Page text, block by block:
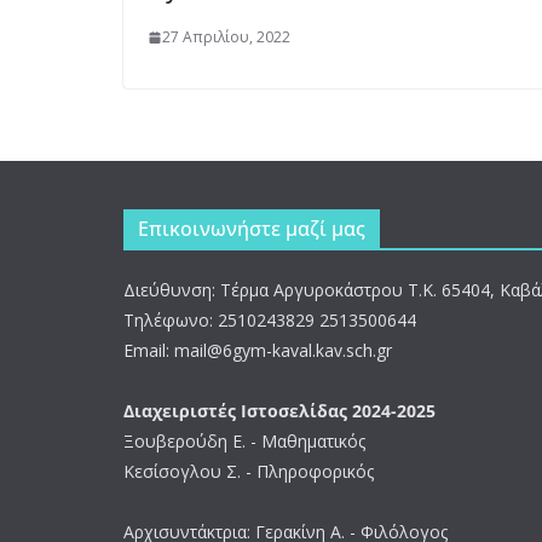
27 Απριλίου, 2022
Επικοινωνήστε μαζί μας
Διεύθυνση: Τέρμα Αργυροκάστρου Τ.Κ. 65404,
Τηλέφωνο: 2510243829 2513500644
Email: mail@6gym-kaval.kav.sch.gr
Διαχειριστές Ιστοσελίδας 2024-2025
Ξουβερούδη Ε. - Μαθηματικός
Κεσίσογλου Σ. - Πληροφορικός
Αρχισυντάκτρια: Γερακίνη A. - Φιλόλογος